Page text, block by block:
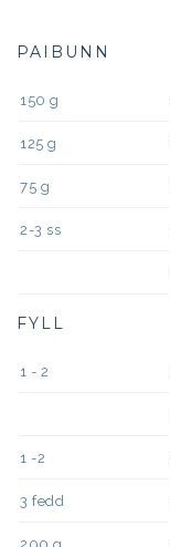
PAIBUNN
150 g
125 g
75 g
2-3 ss
FYLL
1 - 2
1 -2
3 fedd